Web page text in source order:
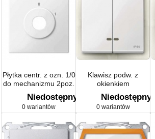
Płytka centr. z ozn. 1/0
do mechanizmu 2poz.
przełącz. kluczyk., B.P,
P, Sys M
Niedostępny
0 wariantów
Klawisz podw. z
okienkiem
sygnalizacyjnym, IP44
Sys M
Niedostępny
0 wariantów